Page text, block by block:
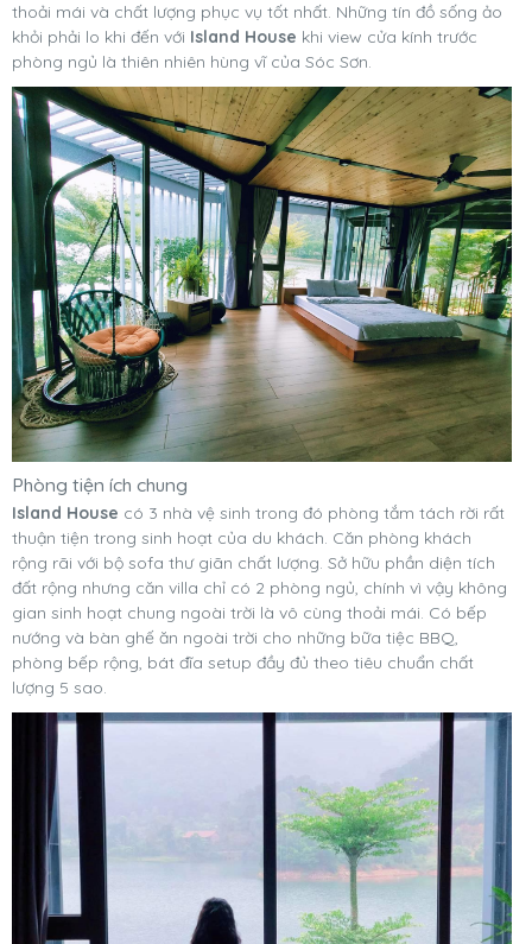
thoải mái và chất lượng phục vụ tốt nhất. Những tín đồ sống ảo
khỏi phải lo khi đến với Island House khi view cửa kính trước
phòng ngủ là thiên nhiên hùng vĩ của Sóc Sơn.
Phòng tiện ích chung
Island House có 3 nhà vệ sinh trong đó phòng tắm tách rời rất
thuận tiện trong sinh hoạt của du khách. Căn phòng khách
rộng rãi với bộ sofa thư giãn chất lượng. Sở hữu phần diện tích
đất rộng nhưng căn villa chỉ có 2 phòng ngủ, chính vì vậy không
gian sinh hoạt chung ngoài trời là vô cùng thoải mái. Có bếp
nướng và bàn ghế ăn ngoài trời cho những bữa tiệc BBQ,
phòng bếp rộng, bát đĩa setup đầy đủ theo tiêu chuẩn chất
lượng 5 sao.